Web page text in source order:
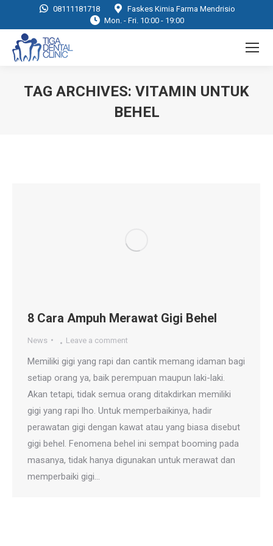
08111181718
Faskes Kimia Farma Mendrisio
Mon. - Fri. 10:00 - 19:00
TAG ARCHIVES: VITAMIN UNTUK
BEHEL
8 Cara Ampuh Merawat Gigi Behel
News Leave a comment
Memiliki gigi yang rapi dan cantik memang idaman bagi
setiap orang ya, baik perempuan maupun laki-laki.
Akan tetapi, tidak semua orang ditakdirkan memiliki
gigi yang rapi lho. Untuk memperbaikinya, hadir
perawatan gigi dengan kawat atau yang biasa disebut
gigi behel. Fenomena behel ini sempat booming pada
masanya, tidak hanya digunakan untuk merawat dan
memperbaiki gigi…